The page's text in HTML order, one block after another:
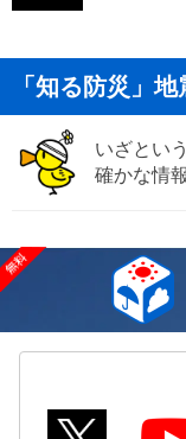
「知る防災」地
いざとい
確かな情